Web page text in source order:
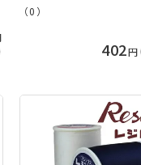
（0）
402